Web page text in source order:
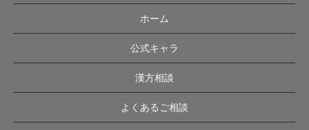
ホーム
公式キャラ
漢方相談
よくあるご相談